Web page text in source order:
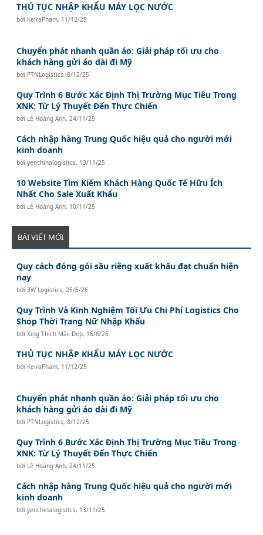
THỦ TỤC NHẬP KHẨU MÁY LỌC NƯỚC
bởi KeiraPham, 11/12/25
Chuyển phát nhanh quần áo: Giải pháp tối ưu cho
khách hàng gửi áo dài đi Mỹ
bởi PTNLogistics,8/12/25
Quy Trình 6 Bước Xác Định Thị Trường Mục Tiêu Trong
XNK: Từ Lý Thuyết Đến Thực Chiến
bởi Lê Hoàng Anh, 24/11/25
Cách nhập hàng Trung Quốc hiệu quả cho người mới
kinh doanh
bởiyenchinalogisitcs, 13/11/25
10 Website Tìm Kiếm Khách Hàng Quốc Tế Hữu Ích
Nhất Cho Sale Xuất Khẩu
bởi Lê Hoàng Anh, 10/11/25
BÀI VIẾT MỚI
Quy cách đóng gói sầu riêng xuất khẩu đạt chuẩn hiện
nay
bởi3W Logistics, 25/6/26
Quy Trình Và Kinh Nghiệm Tối Ưu Chi Phí Logistics Cho
Shop Thời Trang Nữ Nhập Khẩu
bởiXing Thích Mặc Đẹp, 16/6/26
THỦ TỤC NHẬP KHẨU MÁY LỌC NƯỚC
bởi KeiraPham, 11/12/25
Chuyển phát nhanh quần áo: Giải pháp tối ưu cho
khách hàng gửi áo dài đi Mỹ
bởi PTNLogistics,8/12/25
Quy Trình 6 Bước Xác Định Thị Trường Mục Tiêu Trong
XNK: Từ Lý Thuyết Đến Thực Chiến
bởi Lê Hoàng Anh, 24/11/25
Cách nhập hàng Trung Quốc hiệu quả cho người mới
kinh doanh
bởiyenchinalogisitcs, 13/11/25